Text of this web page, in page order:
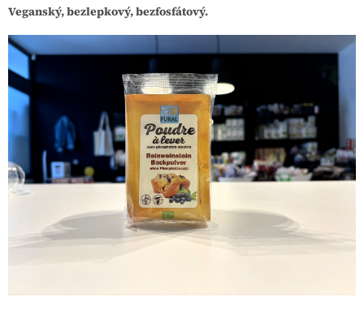
Veganský, bezlepkový, bezfosfátový.